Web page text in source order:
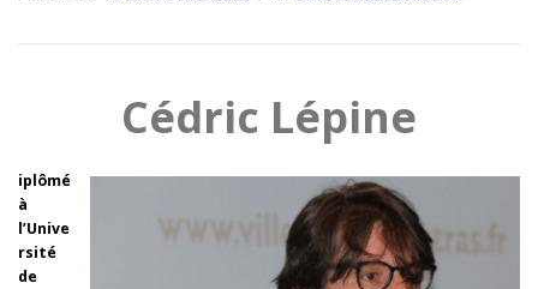
Cédric Lépine
iplômé
à
l’Unive
rsité
de